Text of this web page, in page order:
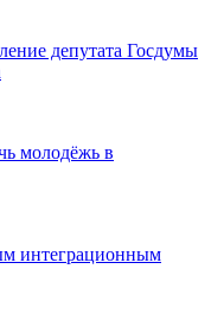
депутата Госдумы
молодёжь в
интеграционным